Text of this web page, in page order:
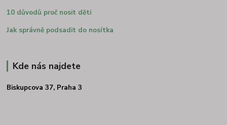
10 důvodů proč nosit děti
Jak správně podsadit do nosítka
Kde nás najdete
Biskupcova 37, Praha 3